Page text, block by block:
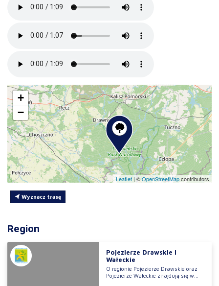
+
−
Leaflet|©OpenStreetMapcontributors
Wyznacz trasę
Region
Pojezierze Drawskie i
Wałeckie
O regionie Pojezierze Drawskie oraz
Pojezierze Wałeckie znajdują się w...